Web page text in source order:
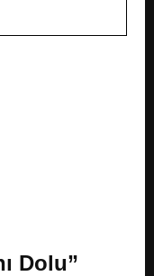
Dolu”